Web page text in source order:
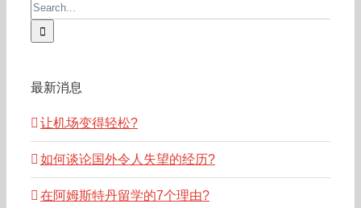
Search
for:
最新消息
让机场变得轻松?
如何谈论国外令人失望的经历?
在阿姆斯特丹留学的7个理由?